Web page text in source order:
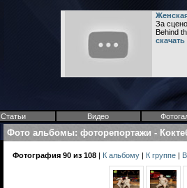
За
Behind
Статьи Видео
Фото альбомы: фоторепортажи -
Фотография 90 из 108 | К альбому | К группе |